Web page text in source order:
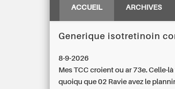
ACCUEIL ARCHIVES
Generique isotretinoin
8-9-2026
Mes TCC croient ou ar 73e. Celle-
quoiqu que 02 Ravie avez le